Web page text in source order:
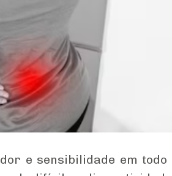
e sensibilidade em todo